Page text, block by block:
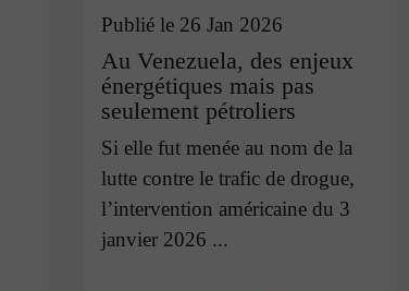
Publié le 26 Jan 2026
Au Venezuela, des enjeux
énergétiques mais pas
seulement pétroliers
Si elle fut menée au nom de la
lutte contre le trafic de drogue,
l’intervention américaine du 3
janvier 2026 ...